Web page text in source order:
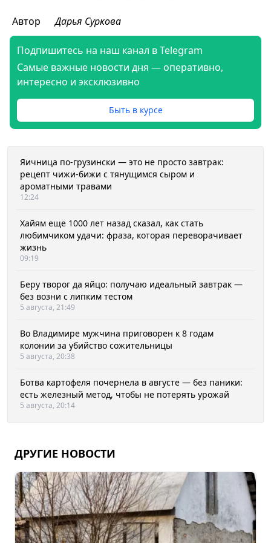
Автор Дарья Суркова
Подпишитесь на наш канал в Telegram
Самые важные новости дня — оперативно,
интересно и эксклюзивно
Быть в курсе
Яичница по-грузински — это не просто завтрак:
рецепт чижи-бижи с тянущимся сыром и
ароматными травами
12:24
Хайям еще 1000 лет назад сказал, как стать
любимчиком удачи: фраза, которая переворачивает
жизнь
09:19
Беру творог да яйцо: получаю идеальный завтрак —
без возни с липким тестом
5 августа, 21:49
Во Владимире мужчина приговорен к 8 годам
колонии за убийство сожительницы
5 августа, 20:38
Ботва картофеля почернела в августе — без паники:
есть железный метод, чтобы не потерять урожай
5 августа, 20:14
ДРУГИЕ НОВОСТИ